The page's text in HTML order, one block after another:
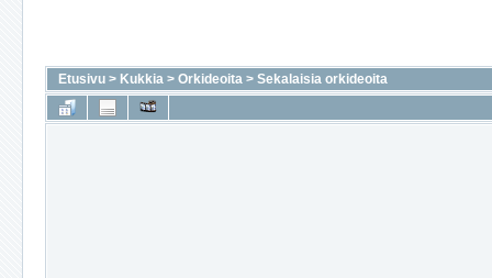
Etusivu > Kukkia > Orkideoita > Sekalaisia orkideoita